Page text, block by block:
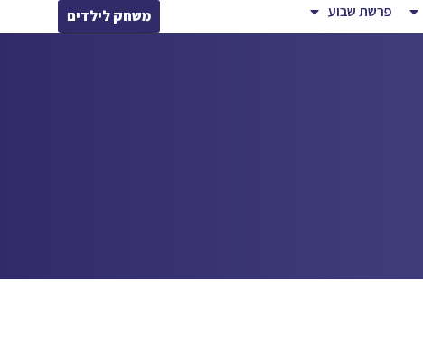
פרשת שבוע
משחק לילדים